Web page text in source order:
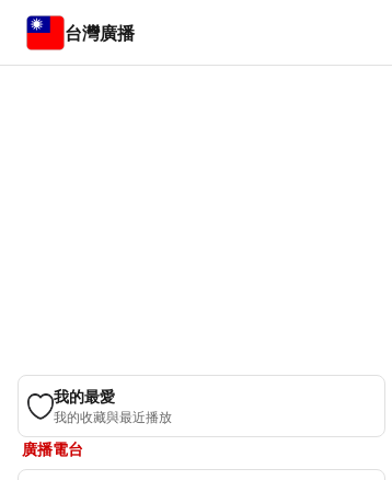
台灣廣播
我的最愛
我的收藏與最近播放
廣播電台